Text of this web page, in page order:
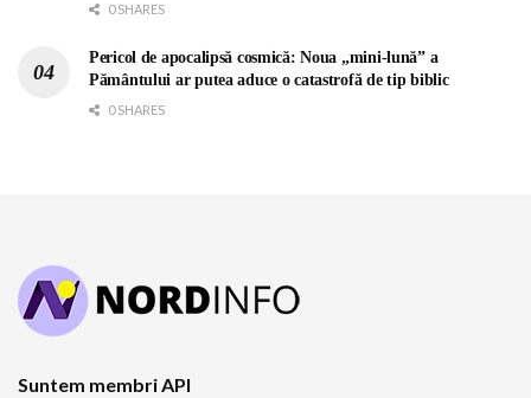
0 SHARES
Pericol de apocalipsă cosmică: Noua „mini-lună” a
Pământului ar putea aduce o catastrofă de tip biblic
0 SHARES
Suntem membri API